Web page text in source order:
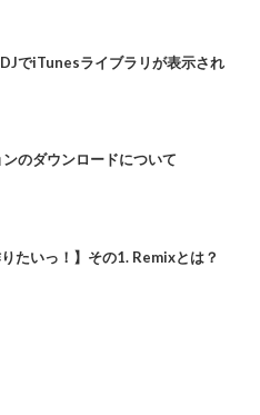
でiTunesライブラリが表示され
のダウンロードについて
たいっ！】その1. Remixとは？